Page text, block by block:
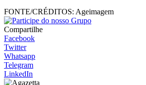
FONTE/CRÉDITOS: Ageimagem
Compartilhe
Facebook
Twitter
Whatsapp
Telegram
LinkedIn